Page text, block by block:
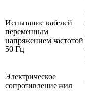
Испытание кабелей
переменным
напряжением частотой
50 Гц
Электрическое
сопротивление жил